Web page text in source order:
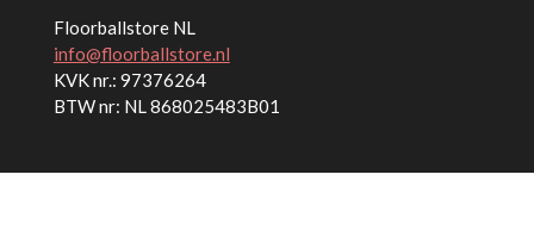
Floorballstore NL
info@floorballstore.nl
KVK nr.: 97376264
BTW nr: NL 868025483B01